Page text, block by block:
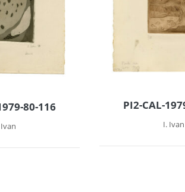
80-116 PI2-CAL-
I. Ivan